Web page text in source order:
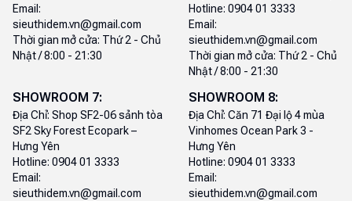
Email:
sieuthidem.vn@gmail.com
Thời gian mở cửa: Thứ 2 - Chủ
Nhật / 8:00 - 21:30
Hotline: 0904 01 3333
Email:
sieuthidem.vn@gmail.com
Thời gian mở cửa: Thứ 2 - Chủ
Nhật / 8:00 - 21:30
SHOWROOM 7:
Địa Chỉ: Shop SF2-06 sảnh tòa
SF2 Sky Forest Ecopark –
Hưng Yên
Hotline: 0904 01 3333
Email:
sieuthidem.vn@gmail.com
SHOWROOM 8:
Địa Chỉ: Căn 71 Đại lộ 4 mùa
Vinhomes Ocean Park 3 -
Hưng Yên
Hotline: 0904 01 3333
Email:
sieuthidem.vn@gmail.com